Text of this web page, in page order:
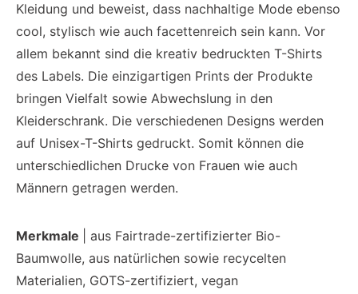
Kleidung und beweist, dass nachhaltige Mode ebenso
cool, stylisch wie auch facettenreich sein kann. Vor
allem bekannt sind die kreativ bedruckten T-Shirts
des Labels. Die einzigartigen Prints der Produkte
bringen Vielfalt sowie Abwechslung in den
Kleiderschrank. Die verschiedenen Designs werden
auf Unisex-T-Shirts gedruckt. Somit können die
unterschiedlichen Drucke von Frauen wie auch
Männern getragen werden.
Merkmale
| aus Fairtrade-zertifizierter Bio-
Baumwolle, aus natürlichen sowie recycelten
Materialien, GOTS-zertifiziert, vegan